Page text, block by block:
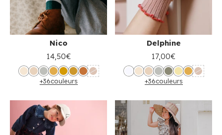
Nico
14,50€
+36couleurs
Delphine
17,00€
+36couleurs